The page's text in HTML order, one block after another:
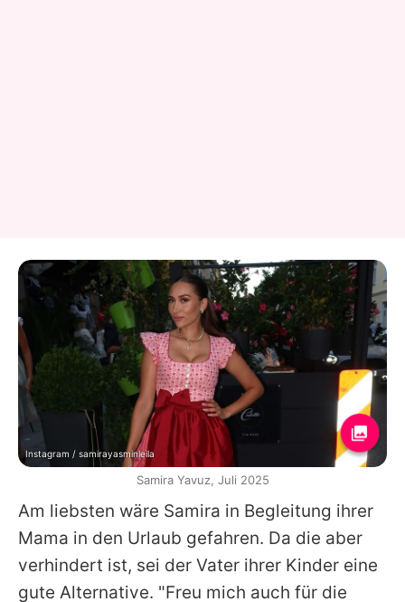
Am liebsten wäre Samira in Begleitung ihrer
Mama in den Urlaub gefahren. Da die aber
verhindert ist, sei der Vater ihrer Kinder eine
gute Alternative. "Freu mich auch für die
Instagram / samirayasminleila
Samira Yavuz, Juli 2025